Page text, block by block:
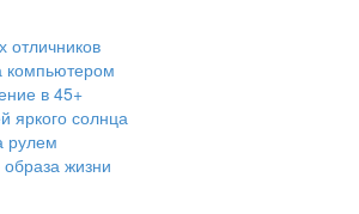
отличников
компьютером
в 45+
яркого солнца
рулем
жизни